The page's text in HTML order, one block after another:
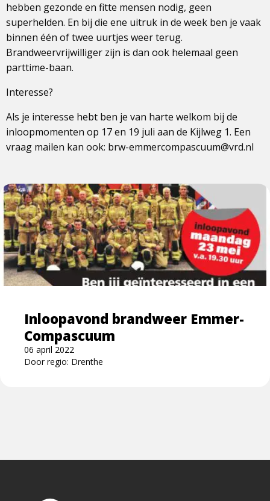
hebben gezonde en fitte mensen nodig, geen
superhelden. En bij die ene uitruk in de week ben je vaak
binnen één of twee uurtjes weer terug.
Brandweervrijwilliger zijn is dan ook helemaal geen
parttime-baan.
Interesse?
Als je interesse hebt ben je van harte welkom bij de
inloopmomenten op 17 en 19 juli aan de Kijlweg 1. Een
vraag mailen kan ook: brw-emmercompascuum@vrd.nl
Inloopavond brandweer Emmer-
Compascuum
06 april 2022
Door regio: Drenthe
Lees
meer
over
Inloopavond
brandweer
Emmer-
Compascuum